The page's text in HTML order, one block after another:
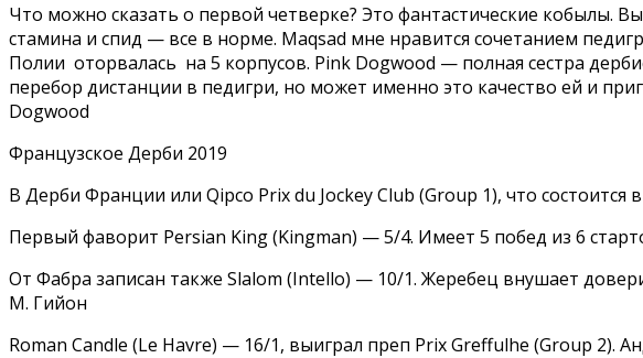
Что можно сказать о первой четверке? Это фантастические кобылы.
стамина и спид — все в норме. Maqsad мне нравится сочетанием
Полии оторвалась на 5 корпусов. Pink Dogwood — полная сестра
перебор дистанции в педигри, но может именно это качество ей и
Dogwood
Французское Дерби 2019
В Дерби Франции или Qipco Prix du Jockey Club (Group 1), что
Первый фаворит Persian King (Kingman) — 5/4. Имеет 5 побед из 6
От Фабра записан также Slalom (Intello) — 10/1. Жеребец внушает
М. Гийон
Roman Candle (Le Havre) — 16/1, выиграл преп Prix Greffulhe (Group 2).